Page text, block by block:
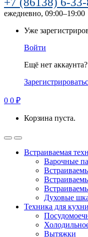
ежедневно, 09:00–19:00
Уже
Войти
Ещё нет аккаунта?
0 0 ₽
Корзина пуста.
Встраиваемая
Варочные
Духовые
Техника для кухни
Вытяжки